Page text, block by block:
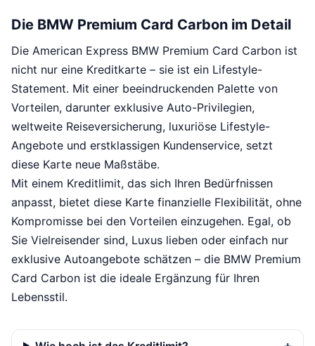
Die BMW Premium Card Carbon im Detail
Die American Express BMW Premium Card Carbon ist
nicht nur eine Kreditkarte – sie ist ein Lifestyle-
Statement. Mit einer beeindruckenden Palette von
Vorteilen, darunter exklusive Auto-Privilegien,
weltweite Reiseversicherung, luxuriöse Lifestyle-
Angebote und erstklassigen Kundenservice, setzt
diese Karte neue Maßstäbe.
Mit einem Kreditlimit, das sich Ihren Bedürfnissen
anpasst, bietet diese Karte finanzielle Flexibilität, ohne
Kompromisse bei den Vorteilen einzugehen. Egal, ob
Sie Vielreisender sind, Luxus lieben oder einfach nur
exklusive Autoangebote schätzen – die BMW Premium
Card Carbon ist die ideale Ergänzung für Ihren
Lebensstil.